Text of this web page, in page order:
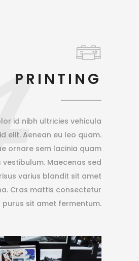
PRINTING
id nibh ultricies vehicula
elit. Aenean eu leo quam.
ornare sem lacinia quam
vestibulum. Maecenas sed
varius blandit sit amet
Cras mattis consectetur
purus sit amet fermentum.